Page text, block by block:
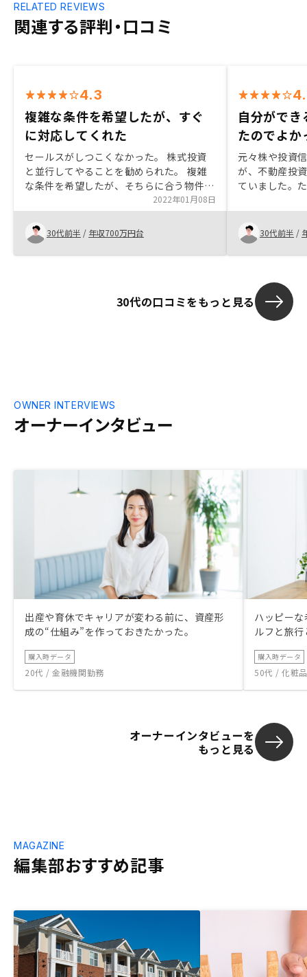
関連する評判・口コミ
RELATED REVIEWS
4.3
複雑な条件を希望したが、すぐ
に対応してくれた
セールスがしつこくなかった。 株式投資
と並行してやることを勧められた。 複雑
な条件を希望したが、そちらに合う物件を
見つけてくださり紹介していただいた。
駅徒歩1分の非常に良い物件を紹介してい
ただけた。Web面談(複数回)でセールスの
プライベートな自己紹介を何度もされた
が、物件購入にはあまり影響しないので自
2022年01月08日
30代前半 / 年収700万円台
自分がで
たのでよか
元々株や投資
が、不動産投
ていました。
分がよくわか
わかりました。
30代前半 /
30代の口コミをもっと見る
オーナーインタビュー
OWNER INTERVIEWS
出産や育休でキャリアが変わる前に、資産形
成の“仕組み”を作っておきたかった。
購入時データ
20代 / 金融機関勤務
ハッピー
ルフと旅
購入時データ
50代 / 化粧
オーナーインタビューを
もっと見る
編集部おすすめ記事
MAGAZINE